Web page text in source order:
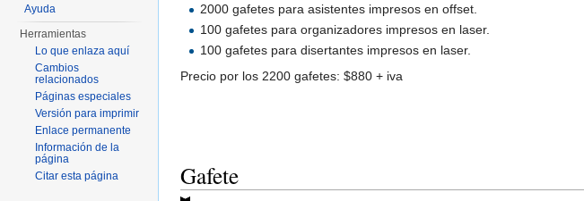
2000 gafetes para asistentes impresos en offset.
100 gafetes para organizadores impresos en laser.
100 gafetes para disertantes impresos en laser.
Precio por los 2200 gafetes: $880 + iva
Gafete
Ayuda
Herramientas
Lo que enlaza aquí
Cambios
relacionados
Páginas especiales
Versión para imprimir
Enlace permanente
Información de la
página
Citar esta página